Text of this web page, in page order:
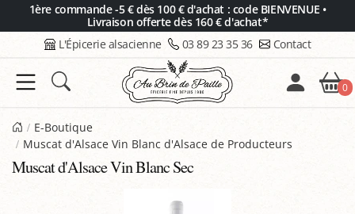
1ère commande -5 € dès 100 € d'achat : code BIENVENUE •
Livraison offerte dès 160 € d'achat*
L'Épicerie alsacienne 03 89 23 35 36 Contact
0
E-Boutique
Muscat d'Alsace Vin Blanc d'Alsace de Producteurs
Muscat d'Alsace Vin Blanc Sec
Panneau de gestion des cookies